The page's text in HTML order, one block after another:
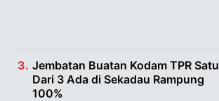
Jembatan Buatan Kodam TPR Satu
Dari 3 Ada di Sekadau Rampung
100%